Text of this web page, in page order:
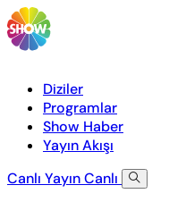
Diziler
Programlar
Show Haber
Yayın Akışı
Canlı YayınCanlı